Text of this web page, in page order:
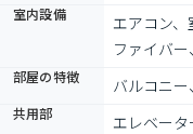
室内設備
エアコン、
ファイバ
部屋の特徴 バルコニ
共用部 エレベー